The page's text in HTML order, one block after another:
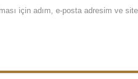
için adım, e-posta adresim ve